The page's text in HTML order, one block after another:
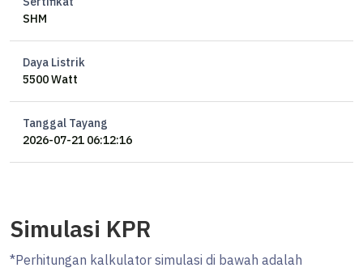
SHM
Daya Listrik
5500 Watt
Tanggal Tayang
2026-07-21 06:12:16
Simulasi KPR
*Perhitungan kalkulator simulasi di bawah adalah